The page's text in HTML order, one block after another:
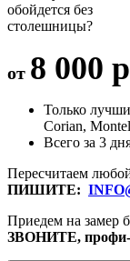
обойдется без
столешницы?
от 8 000
Только
Corian,
Всего за 3
Пересчитаем
ПИШИТЕ:
Приедем на замер
ЗВОНИТЕ, профи-